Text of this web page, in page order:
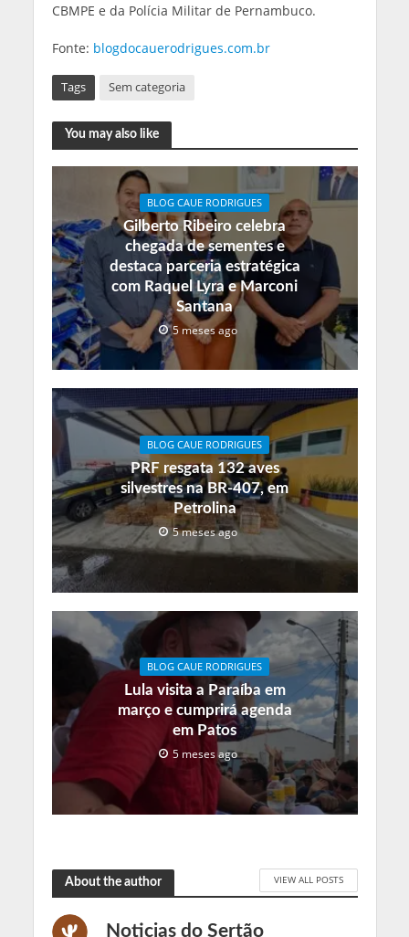
CBMPE e da Polícia Militar de Pernambuco.
Fonte: blogdocauerodrigues.com.br
Tags Sem categoria
You may also like
BLOG CAUE RODRIGUES
Gilberto Ribeiro celebra
chegada de sementes e
destaca parceria estratégica
com Raquel Lyra e Marconi
Santana
5 meses ago
BLOG CAUE RODRIGUES
PRF resgata 132 aves
silvestres na BR-407, em
Petrolina
5 meses ago
BLOG CAUE RODRIGUES
Lula visita a Paraíba em
março e cumprirá agenda
em Patos
5 meses ago
About the author VIEW ALL POSTS
Noticias do Sertão